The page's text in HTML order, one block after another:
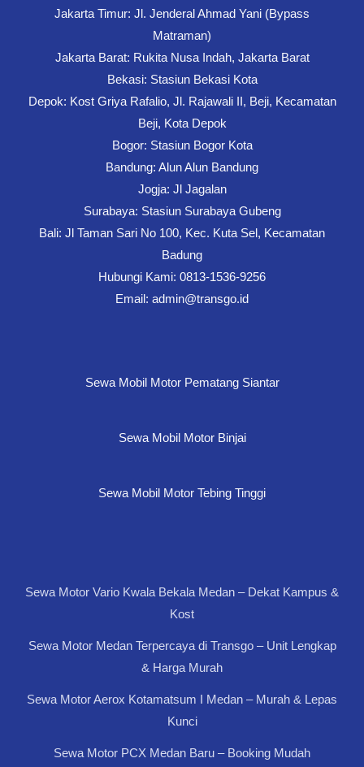
Jakarta Timur: Jl. Jenderal Ahmad Yani (Bypass
Matraman)
Jakarta Barat: Rukita Nusa Indah, Jakarta Barat
Bekasi: Stasiun Bekasi Kota
Depok: Kost Griya Rafalio, Jl. Rajawali II, Beji, Kecamatan
Beji, Kota Depok
Bogor: Stasiun Bogor Kota
Bandung: Alun Alun Bandung
Jogja: Jl Jagalan
Surabaya: Stasiun Surabaya Gubeng
Bali: Jl Taman Sari No 100, Kec. Kuta Sel, Kecamatan
Badung
Hubungi Kami: 0813-1536-9256
Email: admin@transgo.id
Sewa Mobil Motor Pematang Siantar
Sewa Mobil Motor Binjai
Sewa Mobil Motor Tebing Tinggi
Sewa Motor Vario Kwala Bekala Medan – Dekat Kampus &
Kost
Sewa Motor Medan Terpercaya di Transgo – Unit Lengkap
& Harga Murah
Sewa Motor Aerox Kotamatsum I Medan – Murah & Lepas
Kunci
Sewa Motor PCX Medan Baru – Booking Mudah